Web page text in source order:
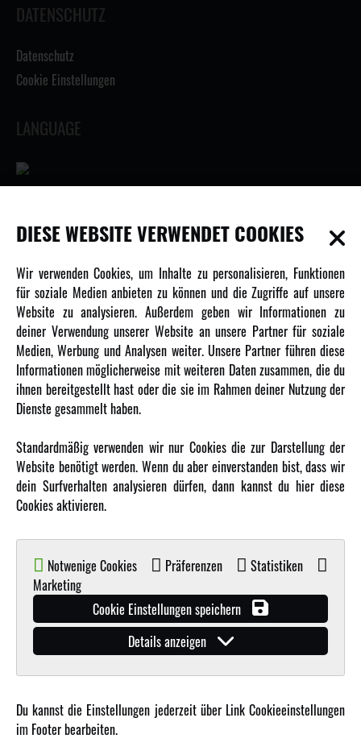
DATENSCHUTZ
Datenschutz
Cookie Einstellungen
LANGUAGE
INFORMATIONEN
Newsletter
Über uns
Karriere
Amewi Kataloge
MEHR VON AMEWI
Amewi Construction - Nutzfahrzeuge
Malinos - Die kreative Seite von Amewi
Werden Sie Amewi Händler
© Copyright 2019 - 2026 Amewi Trade GmbH - Alle Rechte vorbehalten |Impressum| Der
DIESE WEBSITE VERWENDET COOKIES
Wir verwenden Cookies, um Inhalte zu personalisieren, Funktionen
für soziale Medien anbieten zu können und die Zugriffe auf unsere
Website zu analysieren. Außerdem geben wir Informationen zu
deiner Verwendung unserer Website an unsere Partner für soziale
Medien, Werbung und Analysen weiter. Unsere Partner führen diese
Informationen möglicherweise mit weiteren Daten zusammen, die du
ihnen bereitgestellt hast oder die sie im Rahmen deiner Nutzung der
Dienste gesammelt haben.
Standardmäßig verwenden wir nur Cookies die zur Darstellung der
Website benötigt werden. Wenn du aber einverstanden bist, dass wir
dein Surfverhalten analysieren dürfen, dann kannst du hier diese
Cookies aktivieren.
Notwenige Cookies Präferenzen
Statistiken
Marketing
Cookie Einstellungen speichern
Details anzeigen
Du kannst die Einstellungen jederzeit über Link Cookieeinstellungen
im Footer bearbeiten.